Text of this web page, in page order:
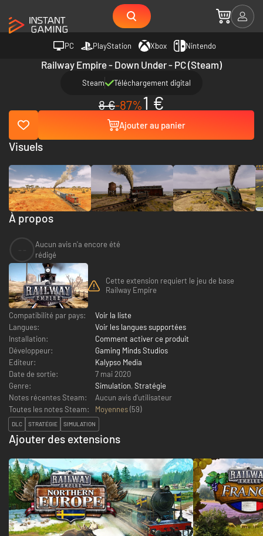
PC PlayStation Xbox Nintendo
Railway Empire - Down Under - PC (Steam)
Steam Téléchargement digital
8 €-87%1 €
Ajouter au panier
À propos
Aucun avis n'a encore été
rédigé
Cette extension requiert le jeu de base
Railway Empire
Compatibilité par pays:
Voir la liste
Langues:
Voir les langues supportées
Installation:
Comment activer ce produit
Développeur:
Gaming Minds Studios
Editeur:
Kalypso Media
Date de sortie:
7 mai 2020
Genre:
Simulation, Stratégie
Notes récentes Steam:
Aucun avis d'utilisateur
Toutes les notes Steam:
Moyennes(59)
DLC STRATÉGIE SIMULATION
Ajouter des extensions
Visuels